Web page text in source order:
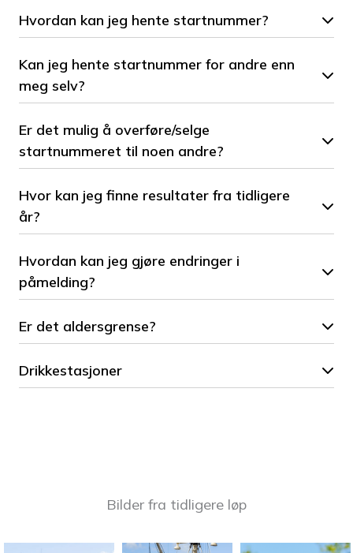
Hvordan kan jeg hente startnummer?
Kan jeg hente startnummer for andre enn
meg selv?
Er det mulig å overføre/selge
startnummeret til noen andre?
Hvor kan jeg finne resultater fra tidligere
år?
Hvordan kan jeg gjøre endringer i
påmelding?
Er det aldersgrense?
Drikkestasjoner
Bilder fra tidligere løp